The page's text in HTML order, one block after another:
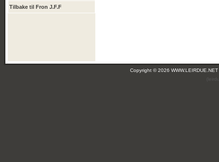
Tilbake til Fron J.F.F
Copyright © 2026